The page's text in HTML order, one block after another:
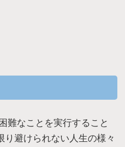
難なことを実行すること
り避けられない人生の様々